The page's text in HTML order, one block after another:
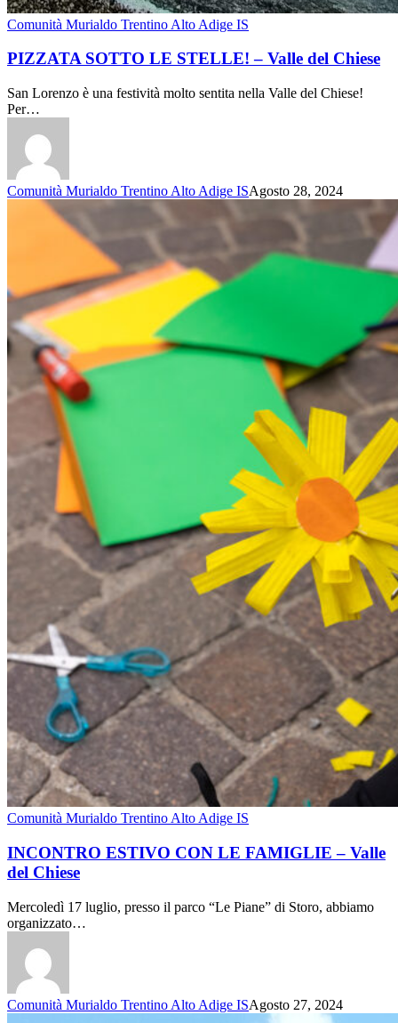
Comunità Murialdo Trentino Alto Adige IS
PIZZATA SOTTO LE STELLE! – Valle del Chiese
San Lorenzo è una festività molto sentita nella Valle del Chiese!
Per…
Comunità Murialdo Trentino Alto Adige ISAgosto 28, 2024
Comunità Murialdo Trentino Alto Adige IS
INCONTRO ESTIVO CON LE FAMIGLIE – Valle
del Chiese
Mercoledì 17 luglio, presso il parco “Le Piane” di Storo, abbiamo
organizzato…
Comunità Murialdo Trentino Alto Adige ISAgosto 27, 2024